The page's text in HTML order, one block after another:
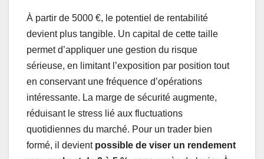
À partir de 5000 €, le potentiel de rentabilité
devient plus tangible. Un capital de cette taille
permet d’appliquer une gestion du risque
sérieuse, en limitant l’exposition par position tout
en conservant une fréquence d’opérations
intéressante. La marge de sécurité augmente,
réduisant le stress lié aux fluctuations
quotidiennes du marché. Pour un trader bien
formé, il devient possible de viser un rendement